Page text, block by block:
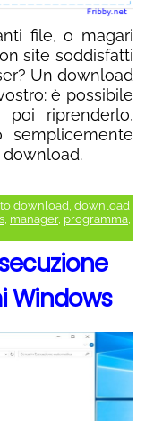
file, o magari
site soddisfatti
Un download
è possibile
riprenderlo,
download download
manager, programma
Windows